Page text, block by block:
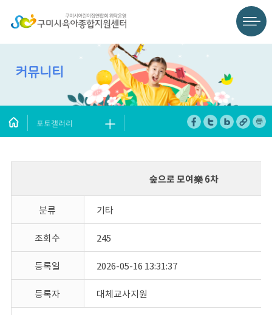
커뮤니티
포토갤러리
숲으로 모여樂 6차
분류 기타
조회수 245
등록일 2026-05-16 13:31:37
등록자 대체교사지원